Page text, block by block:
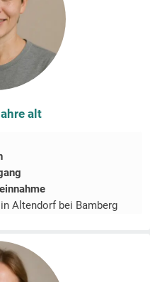
alt
Altendorf bei Bamberg